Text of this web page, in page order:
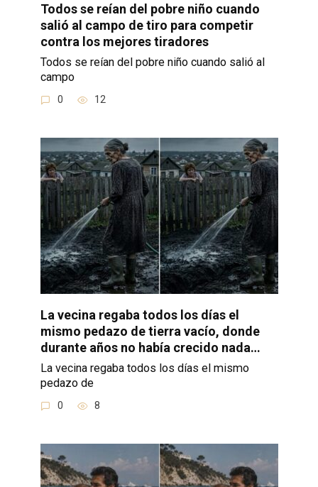
Todos se reían del pobre niño cuando
salió al campo de tiro para competir
contra los mejores tiradores
Todos se reían del pobre niño cuando salió al
campo
0 12
La vecina regaba todos los días el
mismo pedazo de tierra vacío, donde
durante años no había crecido nada…
La vecina regaba todos los días el mismo
pedazo de
0 8